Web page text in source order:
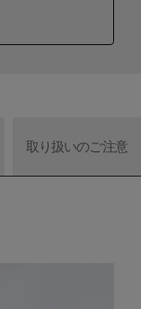
取り扱いのご注意